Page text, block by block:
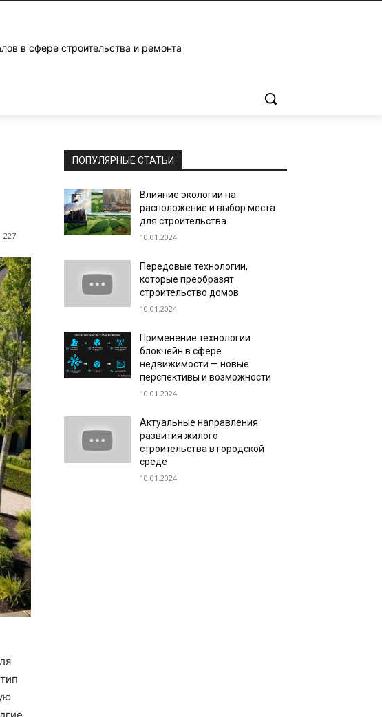
в сфере строительства и ремонта
227
ПОПУЛЯРНЫЕ СТАТЬИ
Влияние экологии на
расположение и выбор места
для строительства
10.01.2024
Передовые технологии,
которые преобразят
строительство домов
10.01.2024
Применение технологии
блокчейн в сфере
недвижимости — новые
перспективы и возможности
10.01.2024
Актуальные направления
развития жилого
строительства в городской
среде
10.01.2024